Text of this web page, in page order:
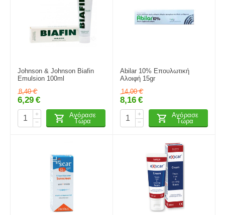
Johnson & Johnson Biafin
Emulsion 100ml
8,40 €
6,29 €
+
−
Αγόρασε
Τώρα
Abilar 10% Επουλωτική
Αλοιφή 15gr
14,00 €
8,16 €
+
−
Αγόρασε
Τώρα